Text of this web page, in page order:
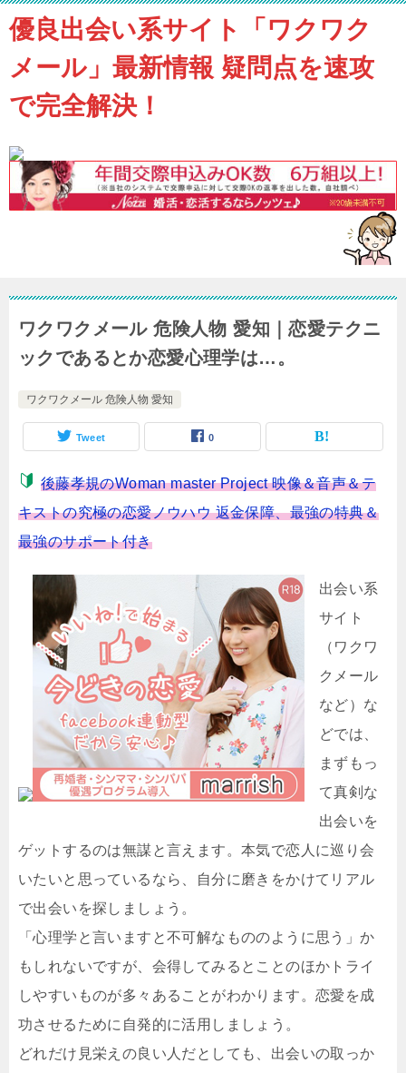
優良出会い系サイト「ワクワク
メール」最新情報 疑問点を速攻
で完全解決！
ワクワクメール 危険人物 愛知｜恋愛テクニ
ックであるとか恋愛心理学は…。
ワクワクメール 危険人物 愛知
Tweet 0
後藤孝規のWoman master Project 映像＆音声＆テ
キストの究極の恋愛ノウハウ 返金保障、最強の特典＆
最強のサポート付き
出会い系
サイト
（ワクワ
クメール
など）な
どでは、
まずもっ
て真剣な
出会いを
ゲットするのは無謀と言えます。本気で恋人に巡り会
いたいと思っているなら、自分に磨きをかけてリアル
で出会いを探しましょう。
「心理学と言いますと不可解なもののように思う」か
もしれないですが、会得してみるとことのほかトライ
しやすいものが多々あることがわかります。恋愛を成
功させるために自発的に活用しましょう。
どれだけ見栄えの良い人だとしても、出会いの取っか